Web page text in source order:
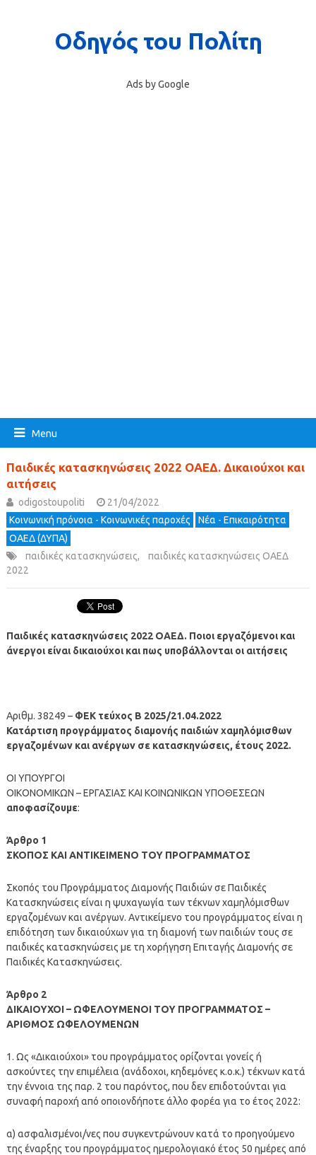
Ads by Google
Menu
Παιδικές κατασκηνώσεις 2022 ΟΑΕΔ. Δικαιούχοι και
αιτήσεις
odigostoupoliti
21/04/2022
Κοινωνική πρόνοια - Κοινωνικές παροχές
Νέα - Επικαιρότητα
ΟΑΕΔ (ΔΥΠΑ)
παιδικές κατασκηνώσεις,
παιδικές κατασκηνώσεις ΟΑΕΔ
2022
Παιδικές κατασκηνώσεις 2022 ΟΑΕΔ. Ποιοι εργαζόμενοι και
άνεργοι είναι δικαιούχοι και πως υποβάλλονται οι αιτήσεις
Αριθμ. 38249 – ΦΕΚ τεύχος Β 2025/21.04.2022
Κατάρτιση προγράμματος διαμονής παιδιών χαμηλόμισθων
εργαζομένων και ανέργων σε κατασκηνώσεις, έτους 2022.
ΟΙ ΥΠΟΥΡΓΟΙ
ΟΙΚΟΝΟΜΙΚΩΝ – ΕΡΓΑΣΙΑΣ ΚΑΙ ΚΟΙΝΩΝΙΚΩΝ ΥΠΟΘΕΣΕΩΝ
αποφασίζουμε:
Άρθρο 1
ΣΚΟΠΟΣ ΚΑΙ ΑΝΤΙΚΕΙΜΕΝΟ ΤΟΥ ΠΡΟΓΡΑΜΜΑΤΟΣ
Σκοπός του Προγράμματος Διαμονής Παιδιών σε Παιδικές
Κατασκηνώσεις είναι η ψυχαγωγία των τέκνων χαμηλόμισθων
εργαζομένων και ανέργων. Αντικείμενο του προγράμματος είναι η
επιδότηση των δικαιούχων για τη διαμονή των παιδιών τους σε
παιδικές κατασκηνώσεις με τη χορήγηση Επιταγής Διαμονής σε
Παιδικές Κατασκηνώσεις.
Άρθρο 2
ΔΙΚΑΙΟΥΧΟΙ – ΩΦΕΛΟΥΜΕΝΟΙ ΤΟΥ ΠΡΟΓΡΑΜΜΑΤΟΣ –
ΑΡΙΘΜΟΣ ΩΦΕΛΟΥΜΕΝΩΝ
1. Ως «Δικαιούχοι» του προγράμματος ορίζονται γονείς ή
ασκούντες την επιμέλεια (ανάδοχοι, κηδεμόνες κ.ο.κ.) τέκνων κατά
την έννοια της παρ. 2 του παρόντος, που δεν επιδοτούνται για
συναφή παροχή από οποιονδήποτε άλλο φορέα για το έτος 2022:
α) ασφαλισμένοι/νες που συγκεντρώνουν κατά το προηγούμενο
της έναρξης του προγράμματος ημερολογιακό έτος 50 ημέρες από